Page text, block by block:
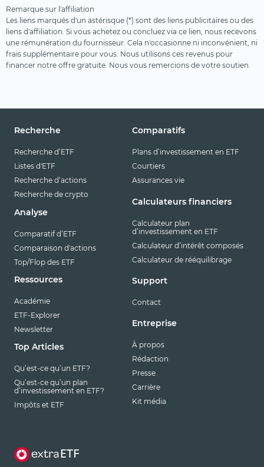
Remarque sur l'affiliation
Les liens marqués d'un astérisque (*) sont des liens publicitaires ou des
liens d'affiliation. Si vous achetez ou concluez via ce lien, nous recevons
une rémunération du fournisseur. Cela n'occasionne ni inconvénient, ni
frais supplémentaire pour vous. Nous utilisons ces revenus pour
financer notre offre gratuite. Nous vous remercions de votre soutien.
Recherche
Recherche d’ETF
Listes d'ETF
Recherche d’actions
Recherche de crypto
Analyse
Comparatif d’ETF
Comparaison d'actions
Top/Flop des ETF
Ressources
Académie
ETF-Explorer
Newsletter
Top Articles
Qu’est-ce qu’un ETF?
Qu’est-ce qu’un plan
d’investissement en ETF?
Impôts et ETF
Comparatifs
Plans d’investissement en ETF
Courtiers
Assurances vie
Calculateurs financiers
Calculateur plan
d’investissement en ETF
Calculateur d’intérêt composés
Calculateur de rééquilibrage
Support
Contact
Entreprise
À propos
Rédaction
Presse
Carrière
Kit média